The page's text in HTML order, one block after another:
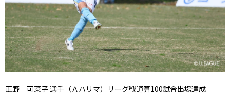
正野 可菜子 選手（Ａハリマ）リーグ戦通算100試合出場達成